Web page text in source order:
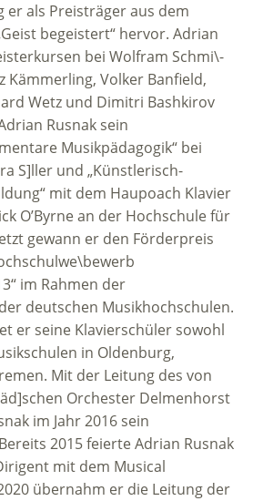
er als Preisträger aus dem
begeistert“ hervor. Adrian
bei Wolfram Schmi\-
Kämmerling, Volker Banfield,
Wetz und Dimitri Bashkirov
Rusnak sein
Musikpädagogik“ bei
S]ller und „Künstlerisch-
mit dem Haupoach Klavier
O’Byrne an der Hochschule für
gewann er den Förderpreis
im Rahmen der
deutschen Musikhochschulen.
er seine Klavierschüler sowohl
in Oldenburg,
Mit der Leitung des von
Orchester Delmenhorst
im Jahr 2016 sein
2015 feierte Adrian Rusnak
mit dem Musical
übernahm er die Leitung der